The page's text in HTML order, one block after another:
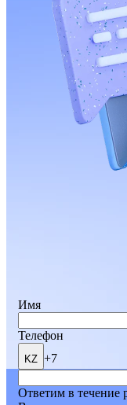
Имя
Телефон
KZ +7
Ответим в течение